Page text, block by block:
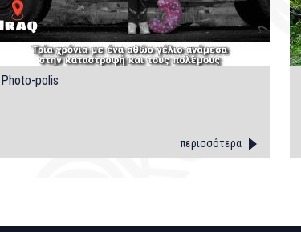
Photo-polis
περισσότερα